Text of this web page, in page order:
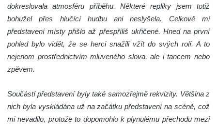
dokreslovala atmosféru příběhu. Některé repliky jsem totiž
bohužel přes hlučící hudbu ani neslyšela. Celkově mi
představení místy přišlo až přespříliš ukřičené. Hned na první
pohled bylo vidět, že se herci snažili vžít do svých rolí. A to
nejenom prostřednictvím mluveného slova, ale i tancem nebo
zpěvem.
Součástí představení byly také samozřejmě rekvizity. Většina z
nich byla vyskládána už na začátku představení na scéně, což
mi nevadilo, protože to dopomohlo k plynulému přechodu mezi